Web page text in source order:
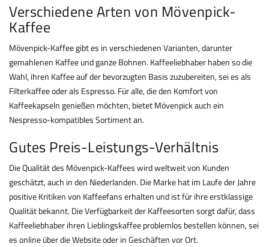
Verschiedene Arten von Mövenpick-
Kaffee
Mövenpick-Kaffee gibt es in verschiedenen Varianten, darunter
gemahlenen Kaffee und ganze Bohnen. Kaffeeliebhaber haben so die
Wahl, ihren Kaffee auf der bevorzugten Basis zuzubereiten, sei es als
Filterkaffee oder als Espresso. Für alle, die den Komfort von
Kaffeekapseln genießen möchten, bietet Mövenpick auch ein
Nespresso-kompatibles Sortiment an.
Gutes Preis-Leistungs-Verhältnis
Die Qualität des Mövenpick-Kaffees wird weltweit von Kunden
geschätzt, auch in den Niederlanden. Die Marke hat im Laufe der Jahre
positive Kritiken von Kaffeefans erhalten und ist für ihre erstklassige
Qualität bekannt. Die Verfügbarkeit der Kaffeesorten sorgt dafür, dass
Kaffeeliebhaber ihren Lieblingskaffee problemlos bestellen können, sei
es online über die Website oder in Geschäften vor Ort.